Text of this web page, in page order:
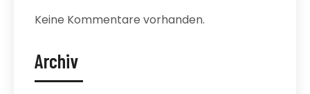
Keine Kommentare vorhanden.
Archiv